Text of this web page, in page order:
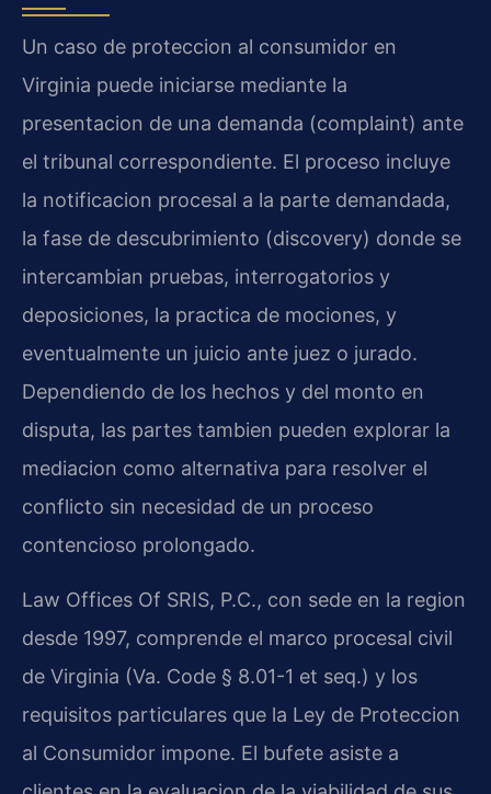
Un caso de proteccion al consumidor en
Virginia puede iniciarse mediante la
presentacion de una demanda (complaint) ante
el tribunal correspondiente. El proceso incluye
la notificacion procesal a la parte demandada,
la fase de descubrimiento (discovery) donde se
intercambian pruebas, interrogatorios y
deposiciones, la practica de mociones, y
eventualmente un juicio ante juez o jurado.
Dependiendo de los hechos y del monto en
disputa, las partes tambien pueden explorar la
mediacion como alternativa para resolver el
conflicto sin necesidad de un proceso
contencioso prolongado.
Law Offices Of SRIS, P.C., con sede en la region
desde 1997, comprende el marco procesal civil
de Virginia (Va. Code § 8.01-1 et seq.) y los
requisitos particulares que la Ley de Proteccion
al Consumidor impone. El bufete asiste a